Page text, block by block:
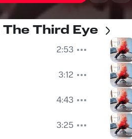
The Third Eye
2:53
3:12
4:43
3:25